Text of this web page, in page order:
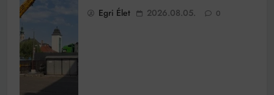
Egri Élet 2026.08.05. 0